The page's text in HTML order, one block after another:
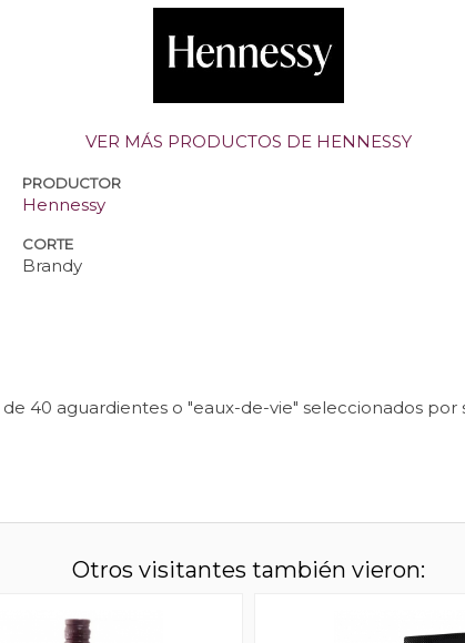
VER MÁS PRODUCTOS DE HENNESSY
PRODUCTOR
Hennessy
CORTE
Brandy
40 aguardientes o "eaux-de-vie" seleccionados por
Otros visitantes también vieron: